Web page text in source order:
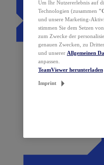
Um Ihr Nutzererlebnis auf
Technologien (zusammen
und unsere Marketing-
stimmen Sie dem Setzen
zum Zwecke der
genauen Zwecken, zu
und unserer Allgemeinen
anpassen.
TeamViewer herunterladen
Imprint